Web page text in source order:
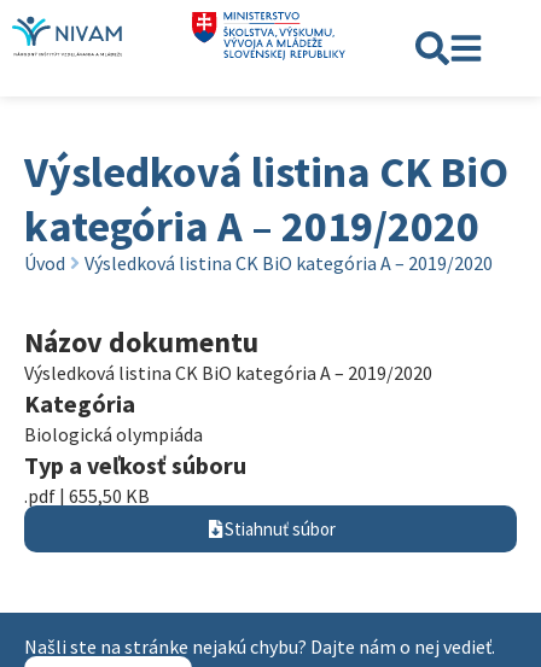
Výsledková listina CK BiO
kategória A – 2019/2020
Úvod Výsledková listina CK BiO kategória A – 2019/2020
Názov dokumentu
Výsledková listina CK BiO kategória A – 2019/2020
Kategória
Biologická olympiáda
Typ a veľkosť súboru
.pdf | 655,50 KB
Stiahnuť súbor
Našli ste na stránke nejakú chybu? Dajte nám o nej vedieť.